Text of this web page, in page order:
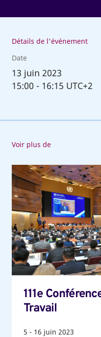
Détails de l'événement
Date
13 juin 2023
15:00 - 16:15 UTC+2
Voir plus de
111e
Conférence
internationale
du
Travail
111e
Travail
5 - 16 juin 2023